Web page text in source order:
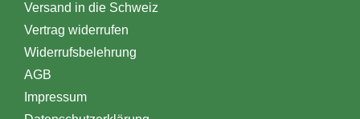
Versand in die Schweiz
Vertrag widerrufen
Widerrufsbelehrung
AGB
Impressum